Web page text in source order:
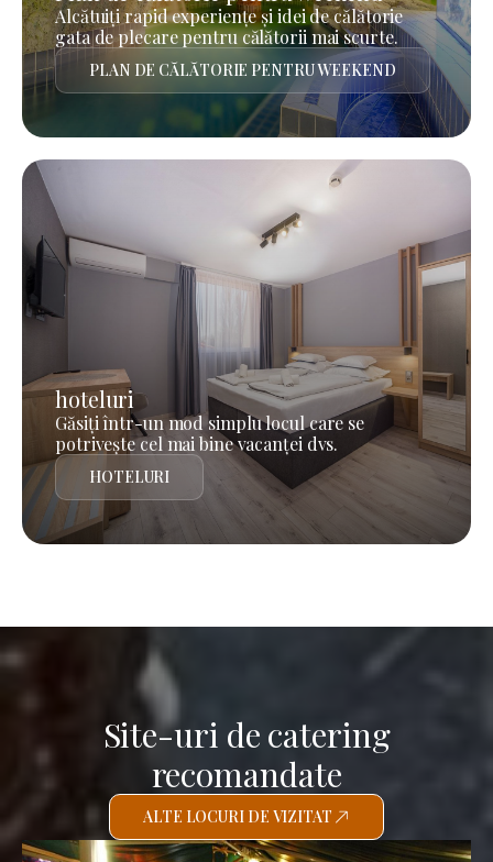
Alcătuiți rapid experiențe și idei de călătorie
gata de plecare pentru călătorii mai scurte.
PLAN DE CĂLĂTORIE PENTRU WEEKEND
hoteluri
Găsiți într-un mod simplu locul care se
potrivește cel mai bine vacanței dvs.
HOTELURI
Site-uri de catering
recomandate
ALTE LOCURI DE VIZITAT